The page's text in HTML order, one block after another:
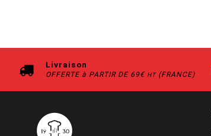
Livraison
OFFERTE à PARTIR DE 69€ HT(FRANCE)